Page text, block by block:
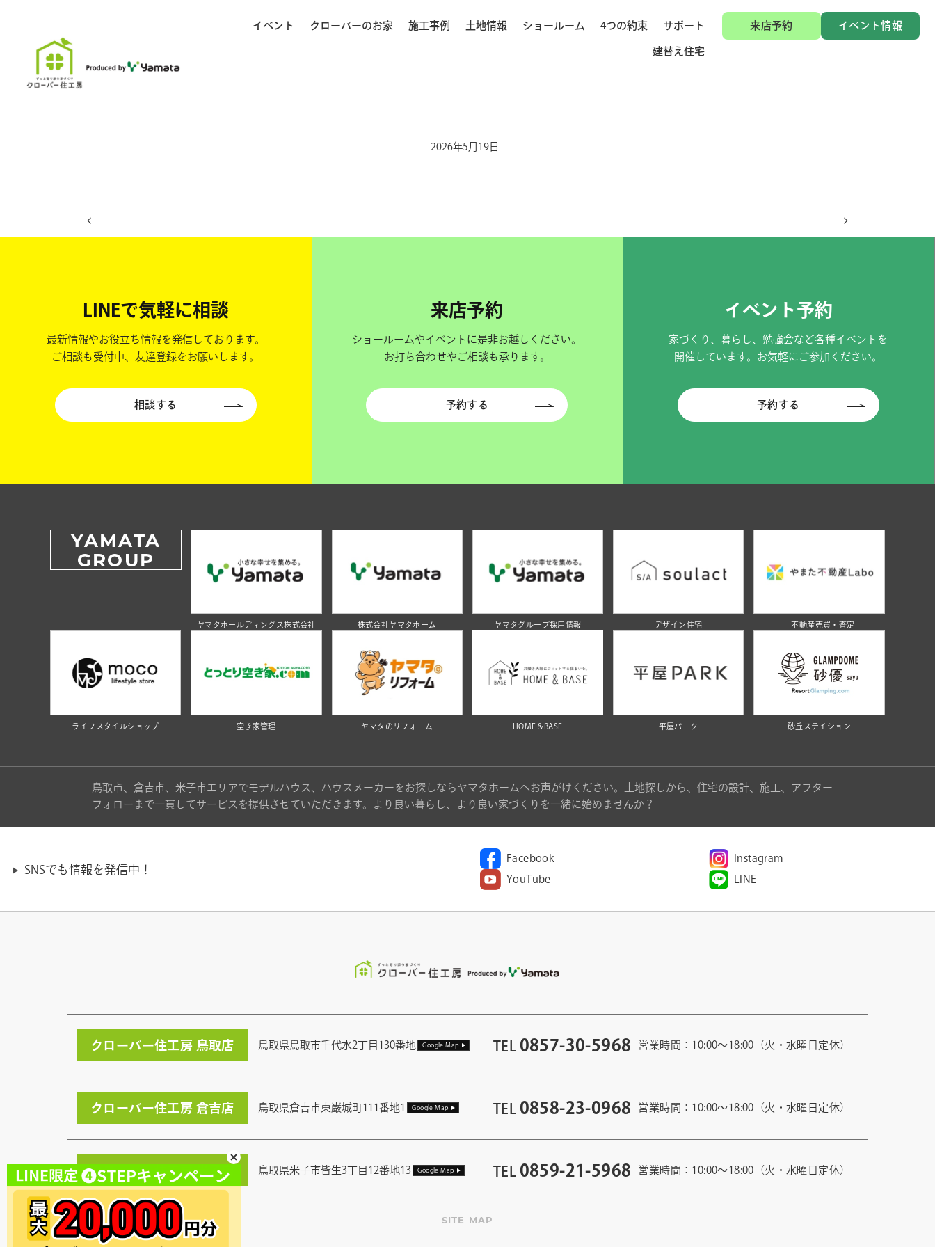
イベント クローバーのお家 施工事例 土地情報 ショールーム 4つの約束 サポート
建替え住宅
来店予約 イベント情報
ホーム イベント日程
2026年5月19日
LINEで気軽に相談
最新情報やお役立ち情報を発信しております。
ご相談も受付中、友達登録をお願いします。
相談する
来店予約
ショールームやイベントに是非お越しください。
お打ち合わせやご相談も承ります。
予約する
イベント予約
家づくり、暮らし、勉強会など各種イベントを
開催しています。お気軽にご参加ください。
予約する
YAMATA
GROUP
ヤマタホールディングス株式会社 株式会社ヤマタホーム ヤマタグループ採用情報 デザイン住宅 不動産売買・査定
ライフスタイルショップ 空き家管理 ヤマタのリフォーム HOME＆BASE 平屋パーク 砂丘ステイション
鳥取市、倉吉市、米子市エリアでモデルハウス、ハウスメーカーをお探しならヤマタホームへお声がけください。土地探しから、住宅の設計、施工、アフター
フォローまで一貫してサービスを提供させていただきます。より良い暮らし、より良い家づくりを一緒に始めませんか？
SNSでも情報を発信中！
Facebook
Instagram
YouTube
LINE
クローバー住工房 鳥取店 鳥取県鳥取市千代水2丁目130番地 Google Map TEL 0857-30-5968 営業時間：10:00〜18:00（火・水曜日定休）
クローバー住工房 倉吉店 鳥取県倉吉市東巌城町111番地1 Google Map TEL 0858-23-0968 営業時間：10:00〜18:00（火・水曜日定休）
クローバー住工房 米子店 鳥取県米子市皆生3丁目12番地13 Google Map TEL 0859-21-5968 営業時間：10:00〜18:00（火・水曜日定休）
SITE MAP